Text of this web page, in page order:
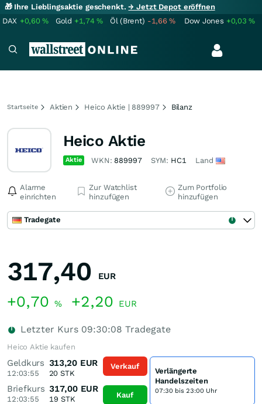
🎁 Ihre Lieblingsaktie geschenkt.→ Jetzt Depot eröffnen
DAX +0,60% Gold +1,74% Öl (Brent) -1,66% Dow Jones +0,03%
Startseite Aktien Heico Aktie | 889997 Bilanz
Heico Aktie
Aktie WKN: 889997 SYM: HC1 Land
Alarme
einrichten
Zur Watchlist
hinzufügen
Zum Portfolio
hinzufügen
Tradegate
317,40 EUR
+0,70 % +2,20 EUR
Letzter Kurs 09:30:08 Tradegate
Heico Aktie kaufen
Geldkurs
12:03:55
313,20 EUR
20 STK
Briefkurs
12:03:55
317,00 EUR
19 STK
Verkauf
Kauf
Verlängerte
Handelszeiten
07:30 bis 23:00 Uhr